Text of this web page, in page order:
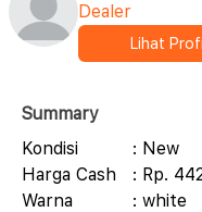
Dealer
Lihat Profil
Summary
Kondisi
: New
Harga Cash
: Rp.
Warna
: white